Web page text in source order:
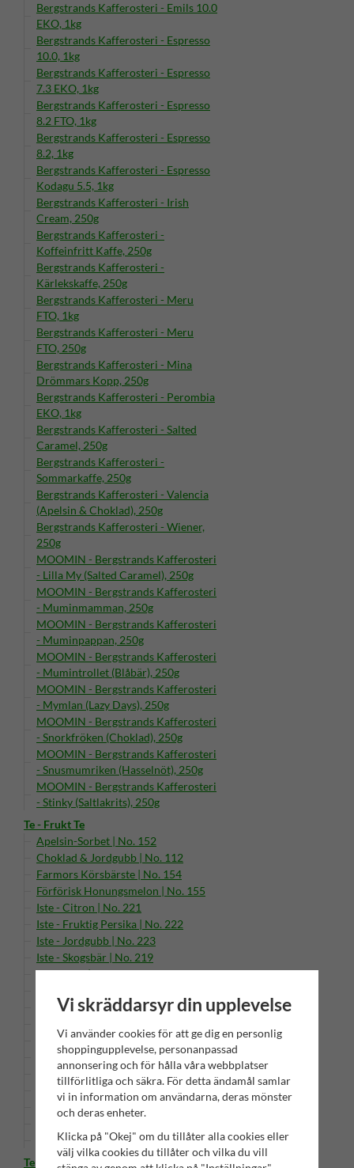
Bergstrands Kafferosteri - Emils 10.0
EKO, 1kg
Bergstrands Kafferosteri - Espresso
10.0, 1kg
Bergstrands Kafferosteri - Espresso
7.3 EKO, 1kg
Bergstrands Kafferosteri - Espresso
8.2 FTO, 1kg
Bergstrands Kafferosteri - Espresso
8.2, 1kg
Bergstrands Kafferosteri - Espresso
Kodagu 5.5, 1kg
Bergstrands Kafferosteri - Irish
Cream, 250g
Bergstrands Kafferosteri -
Koffeinfritt Kaffe, 250g
Bergstrands Kafferosteri -
Kärlekskaffe, 250g
Bergstrands Kafferosteri - Meru
FTO, 1kg
Bergstrands Kafferosteri - Meru
FTO, 250g
Bergstrands Kafferosteri - Mina
Drömmars Kopp, 250g
Bergstrands Kafferosteri - Perombia
EKO, 1kg
Bergstrands Kafferosteri - Salted
Caramel, 250g
Bergstrands Kafferosteri -
Sommarkaffe, 250g
Bergstrands Kafferosteri - Valencia
(Apelsin & Choklad), 250g
Bergstrands Kafferosteri - Wiener,
250g
MOOMIN - Bergstrands Kafferosteri
- Lilla My (Salted Caramel), 250g
MOOMIN - Bergstrands Kafferosteri
- Muminmamman, 250g
MOOMIN - Bergstrands Kafferosteri
- Muminpappan, 250g
MOOMIN - Bergstrands Kafferosteri
- Mumintrollet (Blåbär), 250g
MOOMIN - Bergstrands Kafferosteri
- Mymlan (Lazy Days), 250g
MOOMIN - Bergstrands Kafferosteri
- Snorkfröken (Choklad), 250g
MOOMIN - Bergstrands Kafferosteri
- Snusmumriken (Hasselnöt), 250g
MOOMIN - Bergstrands Kafferosteri
- Stinky (Saltlakrits), 250g
Te - Frukt Te
Apelsin-Sorbet | No. 152
Choklad & Jordgubb | No. 112
Farmors Körsbärste | No. 154
Förförisk Honungsmelon | No. 155
Iste - Citron | No. 221
Iste - Fruktig Persika | No. 222
Iste - Jordgubb | No. 223
Iste - Skogsbär | No. 219
Kiwi Gold | No. 151
Morfars Rabarberte | No. 130
Persika-Sorbet | No. 156
Skånsk Bärblandning | No. 241
Solvejs Mangoblandning | No. 242
Sommarkväll | No. 243
Teprenumeration - Varierad
Äppelyoghurt | No. 240
Te - Grönt Te
Vi skräddarsyr din upplevelse
Vi använder cookies för att ge dig en personlig
shoppingupplevelse, personanpassad
annonsering och för hålla våra webbplatser
tillförlitliga och säkra. För detta ändamål samlar
vi in information om användarna, deras mönster
och deras enheter.
Klicka på "Okej" om du tillåter alla cookies eller
välj vilka cookies du tillåter och vilka du vill